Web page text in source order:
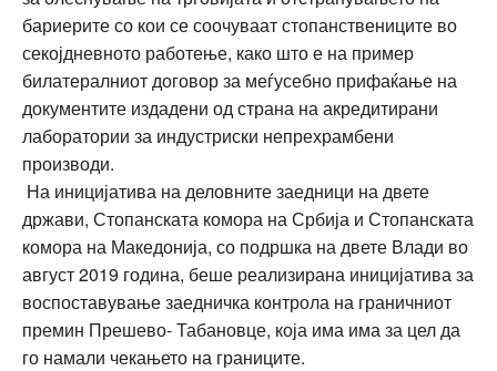
бариерите со кои се соочуваат стопанствениците во
секојдневното работење, како што е на пример
билатералниот договор за меѓусебно прифаќање на
документите издадени од страна на акредитирани
лаборатории за индустриски непрехрамбени
производи.
На иницијатива на деловните заедници на двете
држави, Стопанската комора на Србија и Стопанската
комора на Македонија, со подршка на двете Влади во
август 2019 година, беше реализирана иницијатива за
воспоставување заедничка контрола на граничниот
премин Прешево- Табановце, која има има за цел да
го намали чекањето на границите.